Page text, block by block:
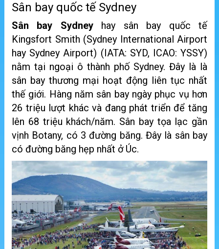
Sân bay quốc tế Sydney
Sân bay Sydneyhay sân bay quốc tế
Kingsfort Smith (Sydney International Airport
hay Sydney Airport) (IATA: SYD, ICAO: YSSY)
nằm tại ngoại ô thành phố Sydney. Đây là là
sân bay thương mại hoạt động liên tục nhất
thế giới. Hàng năm sân bay ngày phục vụ hơn
26 triệu lượt khác và đang phát triển để tăng
lên 68 triệu khách/năm. Sân bay tọa lạc gần
vịnh Botany, có 3 đường băng. Đây là sân bay
có đường băng hẹp nhất ở Úc.